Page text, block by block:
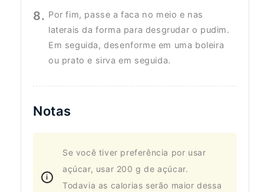
Por fim, passe a faca no meio e nas
laterais da forma para desgrudar o pudim.
Em seguida, desenforme em uma boleira
ou prato e sirva em seguida.
Notas
Se você tiver preferência por usar
açúcar, usar 200 g de açúcar.
Todavia as calorias serão maior dessa